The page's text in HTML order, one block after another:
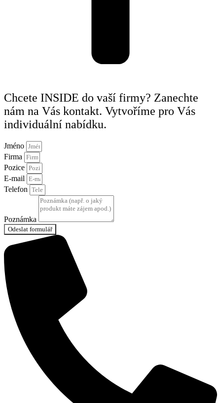
Chcete INSIDE do vaší firmy? Zanechte
nám na Vás kontakt. Vytvoříme pro Vás
individuální nabídku.
Jméno
Firma
Pozice
E-mail
Telefon
Poznámka
Odeslat formulář